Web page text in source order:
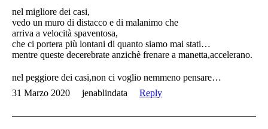
nel migliore dei casi,
vedo un muro di distacco e di malanimo che
arriva a velocità spaventosa,
che ci portera più lontani di quanto siamo mai stati…
mentre queste decerebrate anzichè frenare a manetta,accelerano.
nel peggiore dei casi,non ci voglio nemmeno pensare…
31 Marzo 2020
jenablindata Reply